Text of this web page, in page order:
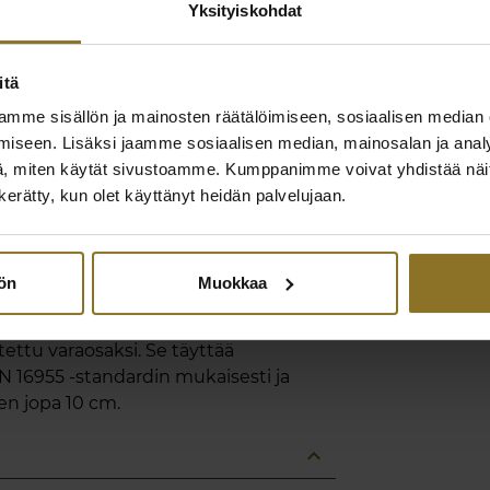
Yksityiskohdat
sisällön ja mainosten räätälöimiseen, sosiaalisen
Lisäksi jaamme sosiaalisen median, mainosalan ja
miten käytät sivustoamme. Kumppanimme voivat yhdistää
kun olet käyttänyt heidän palvelujaan.
Muokkaa
expand_less
niissä yhdistyvät
ensiluokkaiset materiaalit ja
käytämällä täysin
tuoli on laadultaan täysin
varaosaksi. Se täyttää
16955 -standardin mukaisesti ja
jopa 10 cm.
expand_less